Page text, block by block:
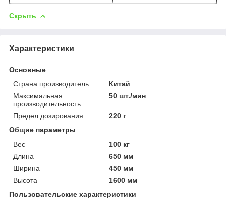
Скрыть
Характеристики
Основные
Страна производитель
Китай
Максимальная
производительность
50 шт./мин
Предел дозирования
220 г
Общие параметры
Вес
100 кг
Длина
650 мм
Ширина
450 мм
Высота
1600 мм
Пользовательские характеристики